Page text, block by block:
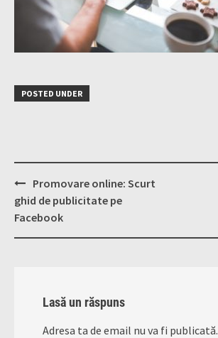
POSTED UNDER
Post
navigation
Promovare online: Scurt
ghid de publicitate pe
Facebook
Lasă un răspuns
Adresa ta de email nu va fi publicată.